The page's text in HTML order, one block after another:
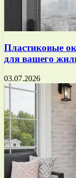
Пластиковые
для вашего
03.07.2026